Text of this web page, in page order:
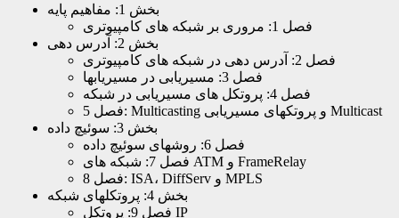
بخش 1: مفاهیم پایه
فصل 1: مروری بر شبکه های کامپیوتری
بخش 2: آدرس دهی
فصل 2: آدرس دهی در شبکه های کامپیوتری
فصل 3: مسیریابی در مسیریابها
فصل 4: پروتکل های مسیریابی در شبکه
فصل 5: Multicasting و پروتکهای مسیریابی Multicast
بخش 3: سوئیچ داده
فصل 6: روشهای سوئیچ داده
فصل 7: شبکه های ATM و FrameRelay
فصل 8: ISA، DiffServ و MPLS
بخش 4: پروتکلهای شبکه
فصل 9: پروتکل IP